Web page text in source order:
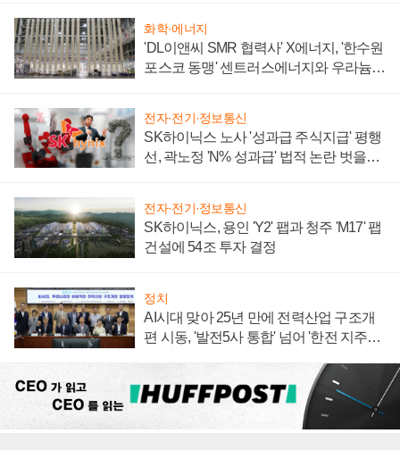
화학·에너지
'DL이앤씨 SMR 협력사' X에너지, '한수원
포스코 동맹' 센트러스에너지와 우라늄
전자·전기·정보통신
SK하이닉스 노사 '성과급 주식지급' 평행
선, 곽노정 'N% 성과급' 법적 논란 벗을지
전자·전기·정보통신
SK하이닉스, 용인 'Y2' 팹과 청주 'M17' 팹
건설에 54조 투자 결정
정치
AI시대 맞아 25년 만에 전력산업 구조개
편 시동, '발전5사 통합' 넘어 '한전 지주사'